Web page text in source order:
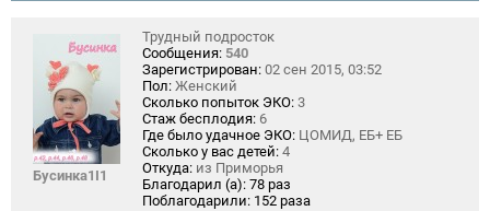
Бусинка1I1
Трудный подросток
Сообщения: 540
Зарегистрирован: 02 сен 2015, 03:52
Пол: Женский
Сколько попыток ЭКО: 3
Стаж бесплодия: 6
Где было удачное ЭКО: ЦОМИД, ЕБ+ ЕБ
Сколько у вас детей: 4
Откуда: из Приморья
Благодарил (а): 78 раз
Поблагодарили: 152 раза